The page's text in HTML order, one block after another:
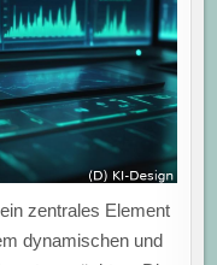
zentrales Element
dynamischen und